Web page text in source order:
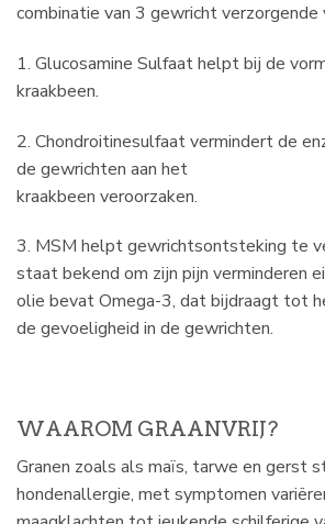
combinatie van 3 gewricht verzorgende
1. Glucosamine Sulfaat helpt bij de
kraakbeen.
2. Chondroitinesulfaat vermindert de
de gewrichten aan het
kraakbeen veroorzaken.
3. MSM helpt gewrichtsontsteking te
staat bekend om zijn pijn verminderen
olie bevat Omega-3, dat bijdraagt tot
de gevoeligheid in de gewrichten.
WAAROM GRAANVRIJ?
Granen zoals als maïs, tarwe en gerst
hondenallergie, met symptomen